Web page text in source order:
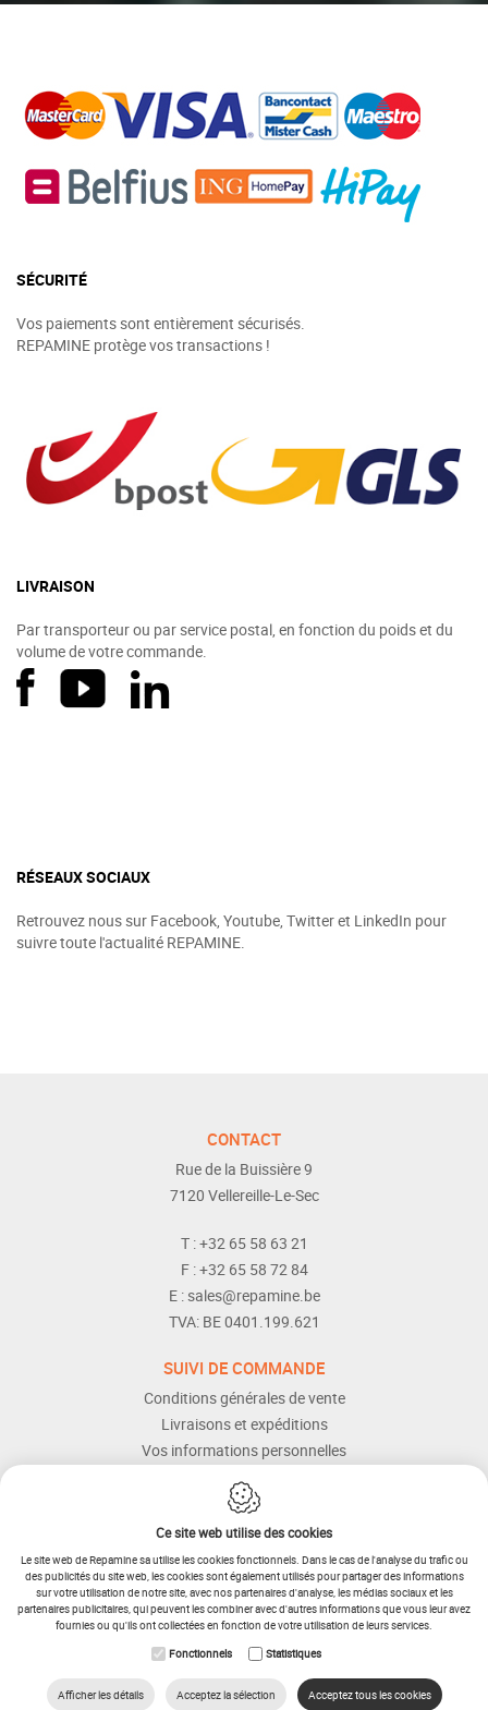
SÉCURITÉ
Vos paiements sont entièrement sécurisés.
REPAMINE protège vos transactions !
LIVRAISON
Par transporteur ou par service postal, en fonction du poids et du
volume de votre commande.
RÉSEAUX SOCIAUX
Retrouvez nous sur Facebook, Youtube, Twitter et LinkedIn pour
suivre toute l'actualité REPAMINE.
CONTACT
Rue de la Buissière 9
7120 Vellereille-Le-Sec
T :+32 65 58 63 21
F :+32 65 58 72 84
E :sales@repamine.be
TVA: BE 0401.199.621
SUIVI DE COMMANDE
Conditions générales de vente
Livraisons et expéditions
Vos informations personnelles
Modes de paiement
Services Après-vente
Aide et assistance
IDcreation 2025
Plan du site
Cookie Policy
Privacy policy
Ce site web utilise des cookies
Le site web de Repamine sa utilise les cookies fonctionnels. Dans le cas de l'analyse du trafic ou
des publicités du site web, les cookies sont également utilisés pour partager des informations
sur votre utilisation de notre site, avec nos partenaires d'analyse, les médias sociaux et les
partenaires publicitaires, qui peuvent les combiner avec d'autres informations que vous leur avez
fournies ou qu'ils ont collectées en fonction de votre utilisation de leurs services.
Fonctionnels
Statistiques
Afficher les détails Acceptez la sélection Acceptez tous les cookies